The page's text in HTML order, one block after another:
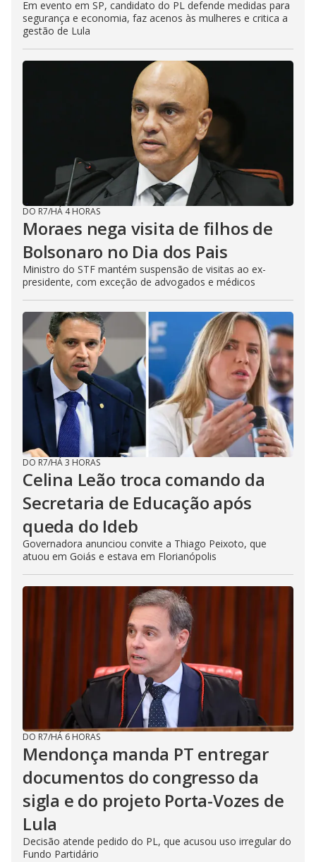
Em evento em SP, candidato do PL defende medidas para
segurança e economia, faz acenos às mulheres e critica a
gestão de Lula
DO R7/HÁ 4 HORAS
Moraes nega visita de filhos de
Bolsonaro no Dia dos Pais
Ministro do STF mantém suspensão de visitas ao ex-
presidente, com exceção de advogados e médicos
DO R7/HÁ 3 HORAS
Celina Leão troca comando da
Secretaria de Educação após
queda do Ideb
Governadora anunciou convite a Thiago Peixoto, que
atuou em Goiás e estava em Florianópolis
DO R7/HÁ 6 HORAS
Mendonça manda PT entregar
documentos do congresso da
sigla e do projeto Porta-Vozes de
Lula
Decisão atende pedido do PL, que acusou uso irregular do
Fundo Partidário